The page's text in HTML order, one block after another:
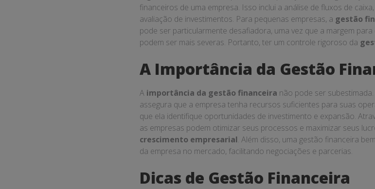
Domine
a
Gestão
Financeira
e
Transforme
seu
GERAL
Domine a Gestão
Transforme seu
13/03/2025
A gestão financeira é o processo de planejamento, controle
A gestão financeira é um dos pilares fundamentais para o sucesso